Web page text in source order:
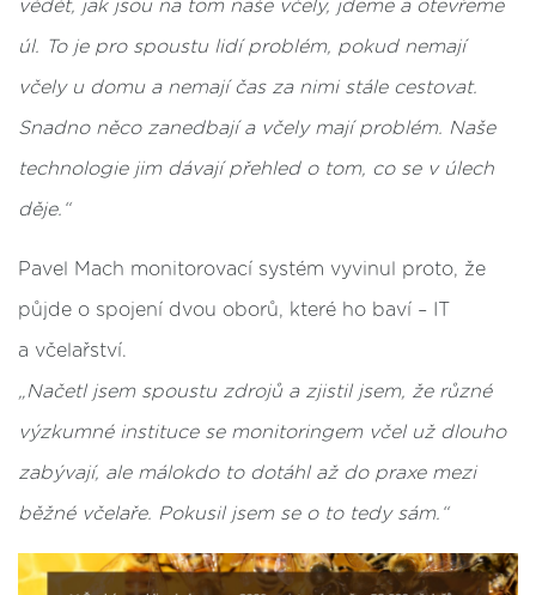
vědět, jak jsou na tom naše včely, jdeme a otevřeme
úl. To je pro spoustu lidí problém, pokud nemají
včely u domu a nemají čas za nimi stále cestovat.
Snadno něco zanedbají a včely mají problém. Naše
technologie jim dávají přehled o tom, co se v úlech
děje.“
Pavel Mach monitorovací systém vyvinul proto, že
půjde o spojení dvou oborů, které ho baví – IT
a včelařství.
„Načetl jsem spoustu zdrojů a zjistil jsem, že různé
výzkumné instituce se monitoringem včel už dlouho
zabývají, ale málokdo to dotáhl až do praxe mezi
běžné včelaře. Pokusil jsem se o to tedy sám.“